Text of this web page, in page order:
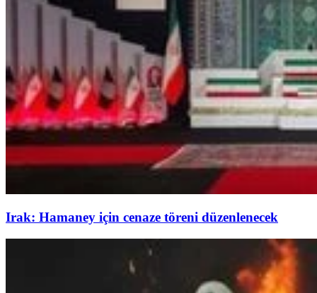
Irak: Hamaney için cenaze töreni düzenlenecek